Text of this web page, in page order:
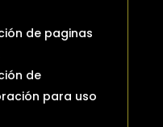
de paginas
de
para uso